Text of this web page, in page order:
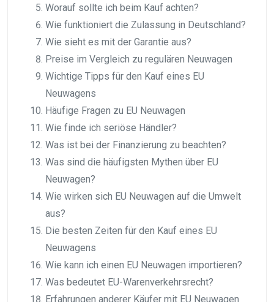
Worauf sollte ich beim Kauf achten?
Wie funktioniert die Zulassung in Deutschland?
Wie sieht es mit der Garantie aus?
Preise im Vergleich zu regulären Neuwagen
Wichtige Tipps für den Kauf eines EU
Neuwagens
Häufige Fragen zu EU Neuwagen
Wie finde ich seriöse Händler?
Was ist bei der Finanzierung zu beachten?
Was sind die häufigsten Mythen über EU
Neuwagen?
Wie wirken sich EU Neuwagen auf die Umwelt
aus?
Die besten Zeiten für den Kauf eines EU
Neuwagens
Wie kann ich einen EU Neuwagen importieren?
Was bedeutet EU-Warenverkehrsrecht?
Erfahrungen anderer Käufer mit EU Neuwagen